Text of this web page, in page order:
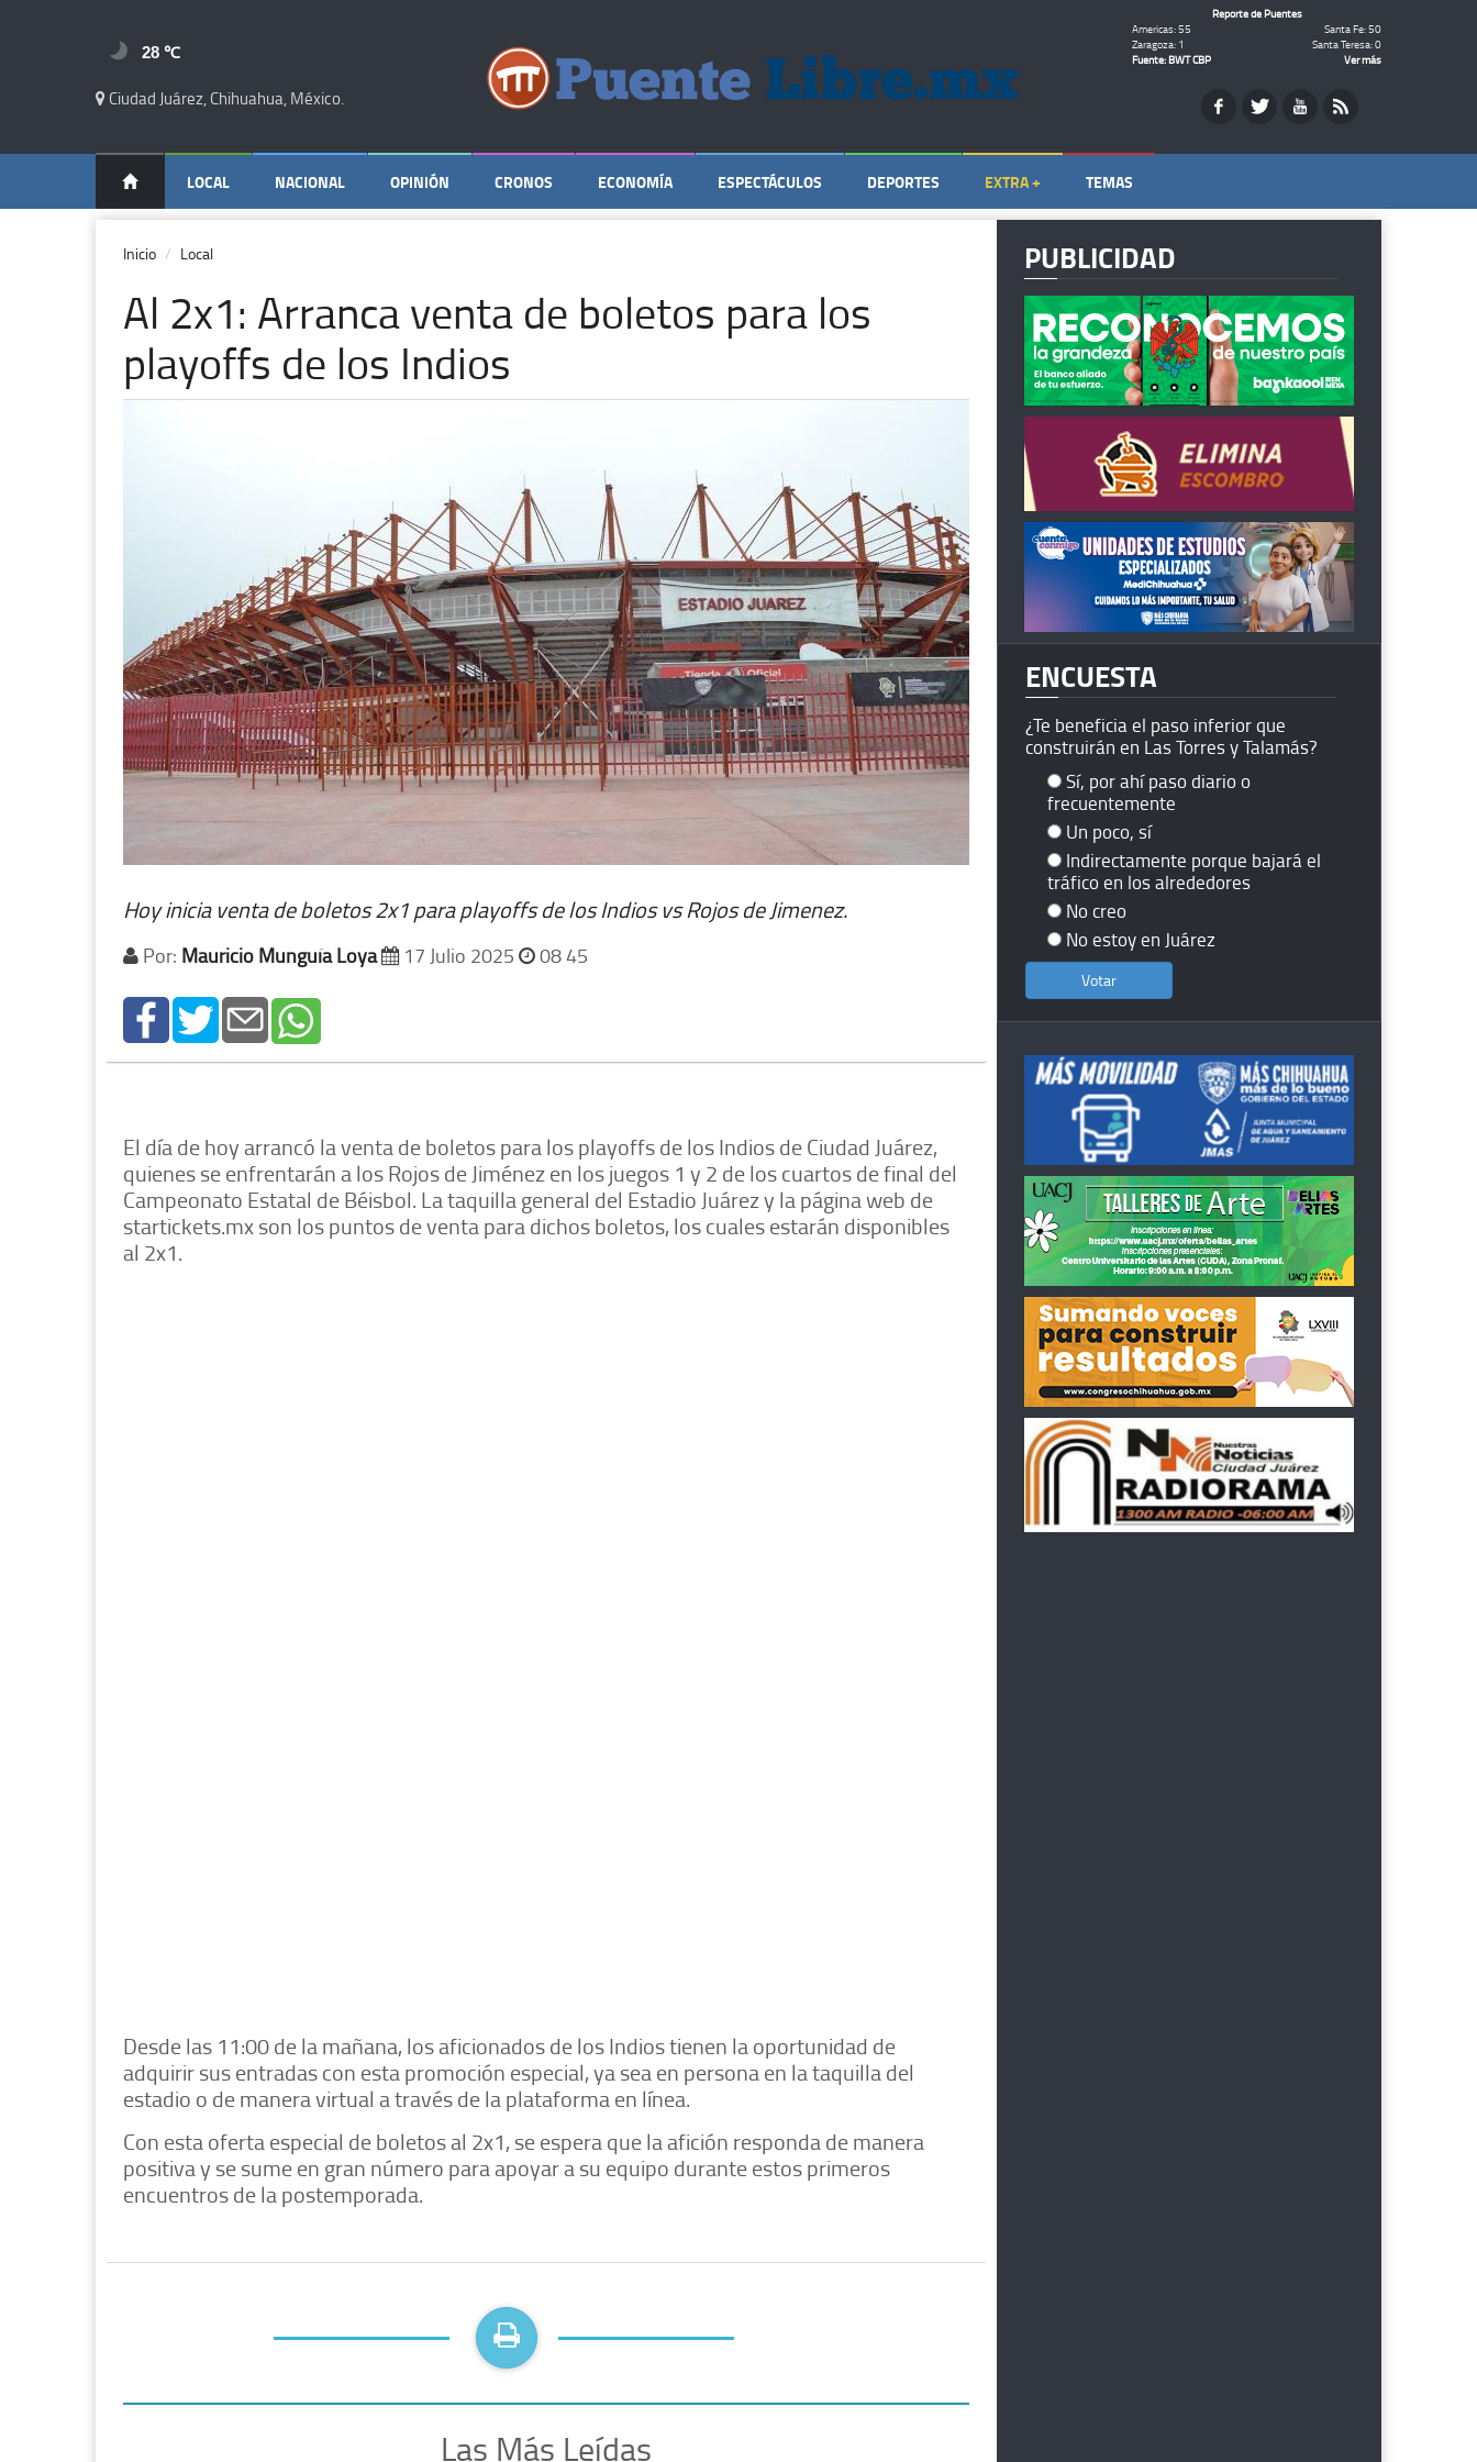
28 ℃
Ciudad Juárez, Chihuahua, México.
Reporte de Puentes
Americas: 55
Santa Fe: 50
Zaragoza: 1
Santa Teresa: 0
Fuente: BWT CBP
Ver más
LOCAL NACIONAL OPINIÓN CRONOS ECONOMÍA ESPECTÁCULOS DEPORTES EXTRA + TEMAS
Inicio Local
Al 2x1: Arranca venta de boletos para los
playoffs de los Indios
Hoy inicia venta de boletos 2x1 para playoffs de los Indios vs Rojos de Jimenez.
Por: Mauricio Munguía Loya 17 Julio 2025 08 45
El día de hoy arrancó la venta de boletos para los playoffs de los Indios de Ciudad Juárez,
quienes se enfrentarán a los Rojos de Jiménez en los juegos 1 y 2 de los cuartos de final del
Campeonato Estatal de Béisbol. La taquilla general del Estadio Juárez y la página web de
startickets.mx son los puntos de venta para dichos boletos, los cuales estarán disponibles
al 2x1.
Desde las 11:00 de la mañana, los aficionados de los Indios tienen la oportunidad de
adquirir sus entradas con esta promoción especial, ya sea en persona en la taquilla del
estadio o de manera virtual a través de la plataforma en línea.
Con esta oferta especial de boletos al 2x1, se espera que la afición responda de manera
positiva y se sume en gran número para apoyar a su equipo durante estos primeros
encuentros de la postemporada.
Las Más Leídas
PUBLICIDAD
ENCUESTA
¿Te beneficia el paso inferior que
construirán en Las Torres y Talamás?
Sí, por ahí paso diario o
frecuentemente
Un poco, sí
Indirectamente porque bajará el
tráfico en los alrededores
No creo
No estoy en Juárez